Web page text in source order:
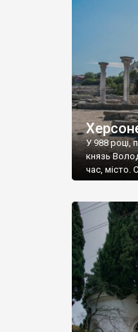
Офіційно –
влада в
У 988 році,
князь
час, місто.
диктувати
Херсонесі
Херсонесу